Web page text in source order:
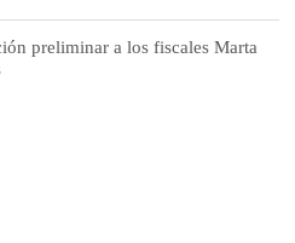
preliminar a los fiscales Marta